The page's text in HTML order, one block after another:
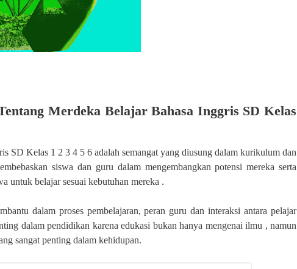
Merdeka Belajar Bahasa Inggris SD Kelas
SD Kelas 1 2 3 4 5 6 adalah semangat yang diusung dalam kurikulum dan
siswa dan guru dalam mengembangkan potensi mereka serta
untuk belajar sesuai kebutuhan mereka .
dalam proses pembelajaran, peran guru dan interaksi antara pelajar
dalam pendidikan karena edukasi bukan hanya mengenai ilmu , namun
sangat penting dalam kehidupan.